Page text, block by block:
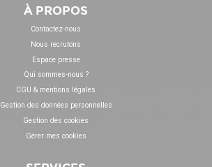
À PROPOS
Contactez-nous
Nous recrutons
Espace presse
Qui sommes-nous ?
CGU & mentions légales
Gestion des données personnelles
Gestion des cookies
Gérer mes cookies